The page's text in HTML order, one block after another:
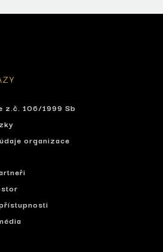
z.č. 106/1999 Sb
organizace